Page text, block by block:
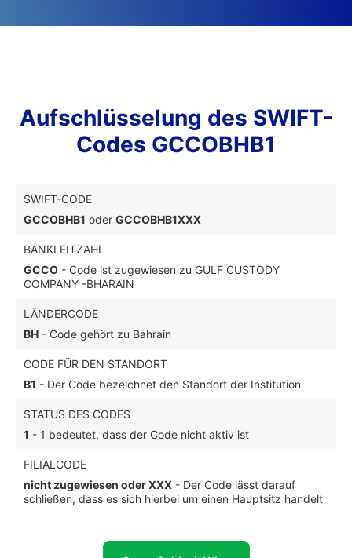
Aufschlüsselung des SWIFT-
Codes GCCOBHB1
SWIFT-CODE
GCCOBHB1 oder GCCOBHB1XXX
BANKLEITZAHL
GCCO - Code ist zugewiesen zu GULF CUSTODY
COMPANY -BHARAIN
LÄNDERCODE
BH - Code gehört zu Bahrain
CODE FÜR DEN STANDORT
B1 - Der Code bezeichnet den Standort der Institution
STATUS DES CODES
1 - 1 bedeutet, dass der Code nicht aktiv ist
FILIALCODE
nicht zugewiesen oder XXX - Der Code lässt darauf
schließen, dass es sich hierbei um einen Hauptsitz handelt